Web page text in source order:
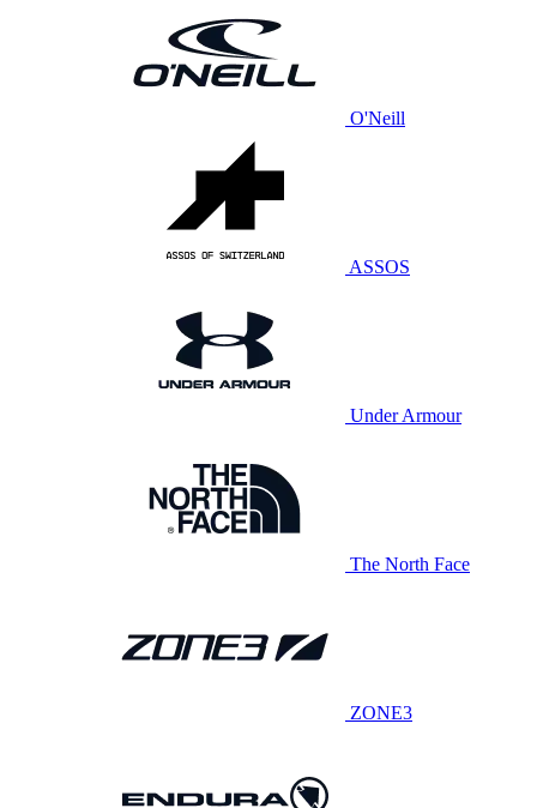
O'Neill
ASSOS
Under Armour
The North Face
ZONE3